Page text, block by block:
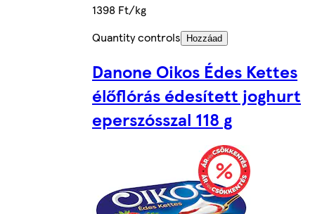
1398 Ft/kg
Quantity controls
Hozzáad
Danone Oikos Édes Kettes
élőflórás édesített joghurt
eperszósszal 118 g